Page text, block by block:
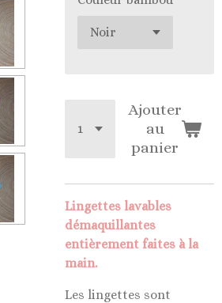
Ajouter
au
panier
Lingettes lavables
démaquillantes
entièrement faites à la
main.
Les lingettes sont